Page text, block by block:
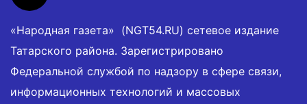
«Народная газета» (NGT54.RU) сетевое издание
Татарского района. Зарегистрировано
Федеральной службой по надзору в сфере связи,
информационных технологий и массовых